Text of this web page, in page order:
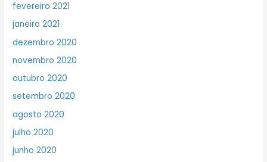
fevereiro 2021
janeiro 2021
dezembro 2020
novembro 2020
outubro 2020
setembro 2020
agosto 2020
julho 2020
junho 2020